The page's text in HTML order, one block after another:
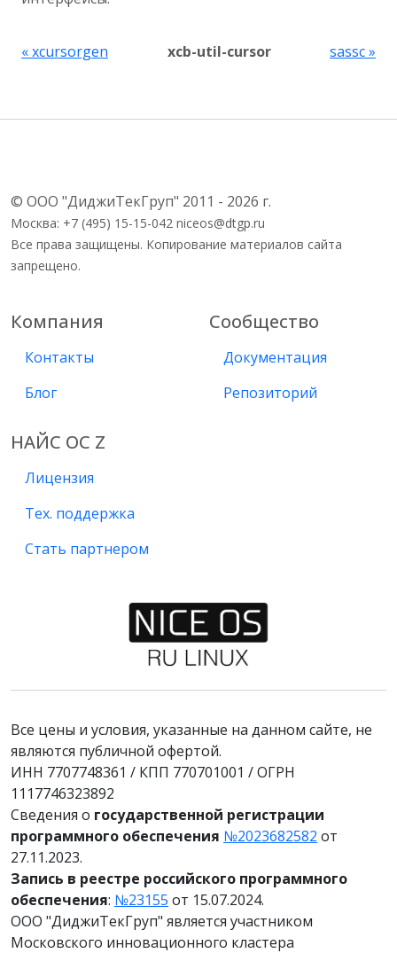
« xcursorgen xcb-util-cursor sassc »
© ООО "ДиджиТекГруп" 2011 - 2026 г.
Москва: +7 (495) 15-15-042 niceos@dtgp.ru
Все права защищены. Копирование материалов сайта
запрещено.
Компания
Контакты
Блог
Сообщество
Документация
Репозиторий
НАЙС ОС Z
Лицензия
Тех. поддержка
Стать партнером
Все цены и условия, указанные на данном сайте, не
являются публичной офертой.
ИНН 7707748361 / КПП 770701001 / ОГРН
1117746323892
Сведения о государственной регистрации
программного обеспечения №2023682582 от
27.11.2023.
Запись в реестре российского программного
обеспечения: №23155 от 15.07.2024.
ООО "ДиджиТекГруп" является участником
Московского инновационного кластера